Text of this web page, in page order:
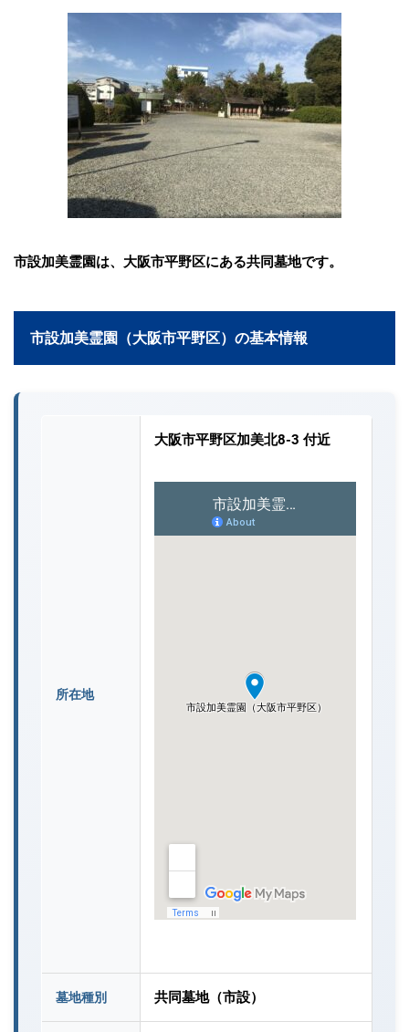
市設加美霊園は、大阪市平野区にある共同墓地です。
市設加美霊園（大阪市平野区）の基本情報
所在地
大阪市平野区加美北8-3 付近
墓地種別 共同墓地（市設）